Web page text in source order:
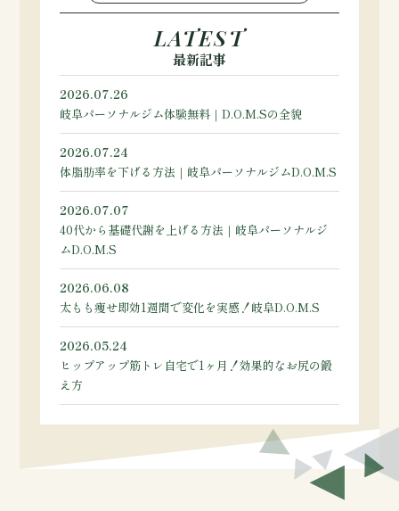
LATEST
最新記事
2026.07.26
岐阜パーソナルジム体験無料｜D.O.M.Sの全貌
2026.07.24
体脂肪率を下げる方法｜岐阜パーソナルジムD.O.M.S
2026.07.07
40代から基礎代謝を上げる方法｜岐阜パーソナルジ
ムD.O.M.S
2026.06.08
太もも痩せ即効1週間で変化を実感！岐阜D.O.M.S
2026.05.24
ヒップアップ筋トレ自宅で1ヶ月！効果的なお尻の鍛
え方